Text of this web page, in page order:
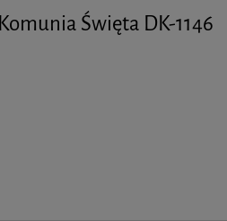
Święta DK-1146